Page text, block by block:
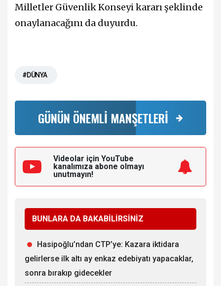
Milletler Güvenlik Konseyi kararı şeklinde
onaylanacağını da duyurdu.
#DÜNYA
GÜNÜN ÖNEMLİ MANŞETLERİ
Videolar için YouTube
kanalımıza abone olmayı
unutmayın!
BUNLARA DA BAKABİLİRSİNİZ
Hasipoğlu’ndan CTP’ye: Kazara iktidara
gelirlerse ilk altı ay enkaz edebiyatı yapacaklar,
sonra bırakıp gidecekler